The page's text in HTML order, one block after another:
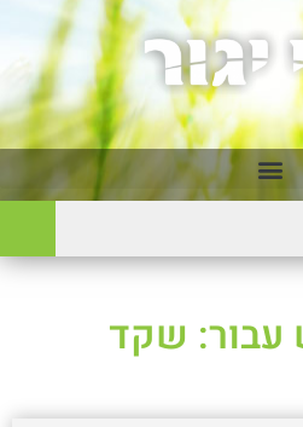
עבור: שקד